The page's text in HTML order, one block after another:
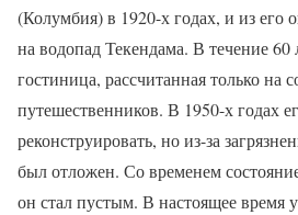
(Колумбия) в 1920-х годах, и из его
на водопад Текендама. В течение 60
гостиница, рассчитанная только на
путешественников. В 1950-х годах
реконструировать, но из-за
был отложен. Со временем
он стал пустым. В настоящее время